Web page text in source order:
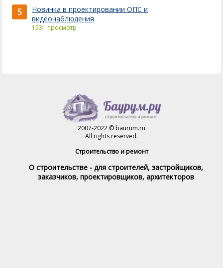
5
Новинка в проектировании ОПС и
видеонаблюдения
1531 просмотр
2007-2022 © baurum.ru
All rights reserved.
Строительство и ремонт
О строительстве - для строителей, застройщиков,
заказчиков, проектировщиков, архитекторов